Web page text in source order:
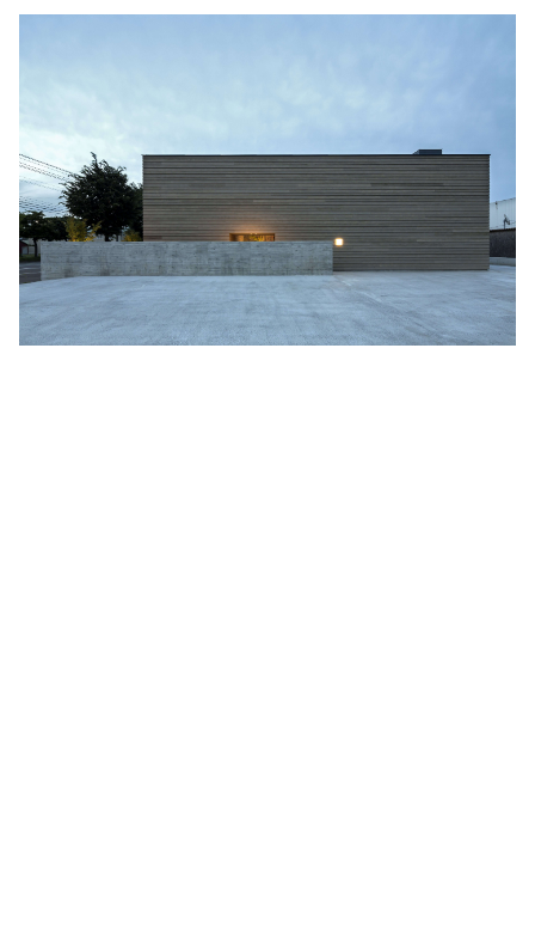
ディズニー
監督別
Quentin Tarantino
Jim Jarmusch
作曲家・アーティスト別
Adan Jodorowsky (アダン・ホドロフスキー)
細野晴臣
The Style Council
Joy Division
Talking Heads